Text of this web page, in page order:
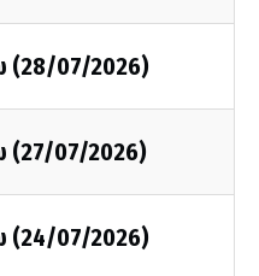
(28/07/2026)
(27/07/2026)
(24/07/2026)